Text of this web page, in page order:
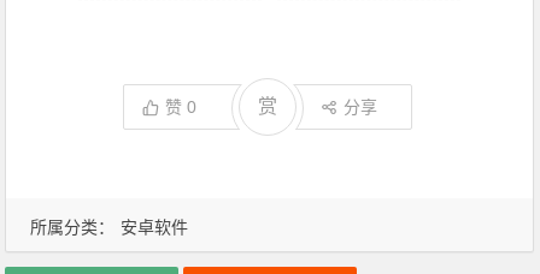
所属分类： 安卓软件
赞0 赏 分享